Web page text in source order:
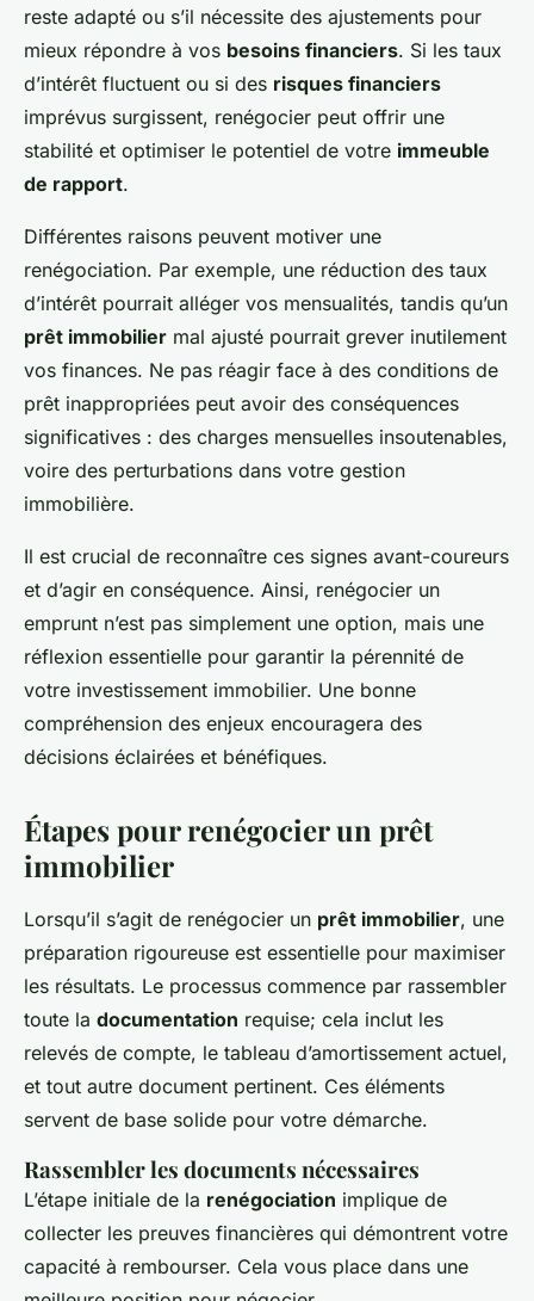
reste adapté ou s’il nécessite des ajustements pour
mieux répondre à vos besoins financiers. Si les taux
d’intérêt fluctuent ou si des risques financiers
imprévus surgissent, renégocier peut offrir une
stabilité et optimiser le potentiel de votre immeuble
de rapport.
Différentes raisons peuvent motiver une
renégociation. Par exemple, une réduction des taux
d’intérêt pourrait alléger vos mensualités, tandis qu’un
prêt immobilier mal ajusté pourrait grever inutilement
vos finances. Ne pas réagir face à des conditions de
prêt inappropriées peut avoir des conséquences
significatives : des charges mensuelles insoutenables,
voire des perturbations dans votre gestion
immobilière.
Il est crucial de reconnaître ces signes avant-coureurs
et d’agir en conséquence. Ainsi, renégocier un
emprunt n’est pas simplement une option, mais une
réflexion essentielle pour garantir la pérennité de
votre investissement immobilier. Une bonne
compréhension des enjeux encouragera des
décisions éclairées et bénéfiques.
Étapes pour renégocier un prêt
immobilier
Lorsqu’il s’agit de renégocier un prêt immobilier, une
préparation rigoureuse est essentielle pour maximiser
les résultats. Le processus commence par rassembler
toute la documentation requise; cela inclut les
relevés de compte, le tableau d’amortissement actuel,
et tout autre document pertinent. Ces éléments
servent de base solide pour votre démarche.
Rassembler les documents nécessaires
L’étape initiale de la renégociation implique de
collecter les preuves financières qui démontrent votre
capacité à rembourser. Cela vous place dans une